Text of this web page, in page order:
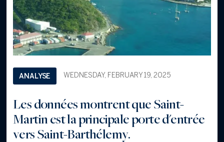
ANALYSE WEDNESDAY, FEBRUARY 19, 2025
Les données montrent que Saint-
Martin est la principale porte d'entrée
vers Saint-Barthélemy.